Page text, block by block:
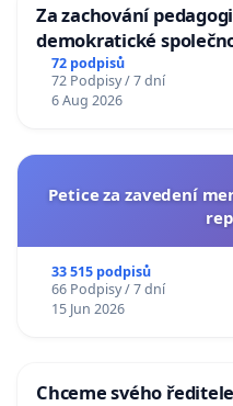
Za zachování
demokratické
72 podpisů
72 Podpisy / 7 dní
6 Aug 2026
Petice za zavedení
33 515 podpisů
66 Podpisy / 7 dní
15 Jun 2026
Chceme svého ředitele